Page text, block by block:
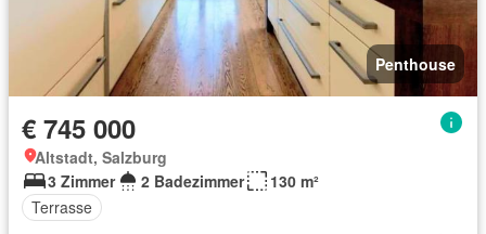
Penthouse
€ 745 000
Altstadt, Salzburg
3 Zimmer
2 Badezimmer
130 m²
Terrasse